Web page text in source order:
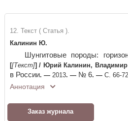
12. Текст ( Статья ).
Калинин Ю.
Шунгитовые породы:
[[Текст]] / Юрий Калинин, Владимир
в России. —2013. — № 6. —С. 66-72
Аннотация
Заказ журнала